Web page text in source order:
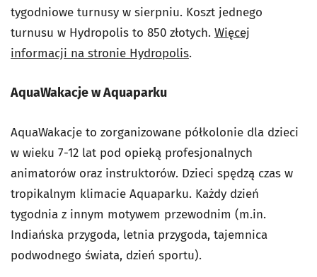
tygodniowe turnusy w sierpniu. Koszt jednego
turnusu w Hydropolis to 850 złotych. Więcej
informacji na stronie Hydropolis.
AquaWakacje w Aquaparku
AquaWakacje to zorganizowane półkolonie dla dzieci
w wieku 7-12 lat pod opieką profesjonalnych
animatorów oraz instruktorów. Dzieci spędzą czas w
tropikalnym klimacie Aquaparku. Każdy dzień
tygodnia z innym motywem przewodnim (m.in.
Indiańska przygoda, letnia przygoda, tajemnica
podwodnego świata, dzień sportu).